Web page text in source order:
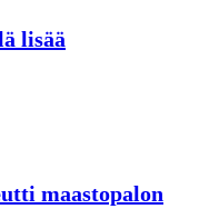
lisää
maastopalon